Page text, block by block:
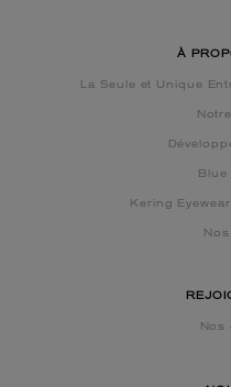
À
La Seule et Unique
Blue
Kering
Nos